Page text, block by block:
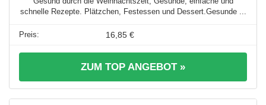
schnelle Rezepte. Plätzchen, Festessen und Dessert.Gesunde ...
16,85 €
ZUM TOP ANGEBOT »